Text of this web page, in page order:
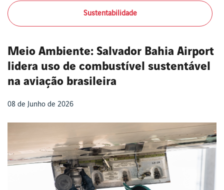
Sustentabilidade
Meio Ambiente: Salvador Bahia Airport
lidera uso de combustível sustentável
na aviação brasileira
08 de Junho de 2026